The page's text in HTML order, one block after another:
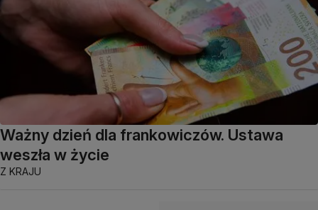
Ważny dzień dla frankowiczów. Ustawa
weszła w życie
Z KRAJU